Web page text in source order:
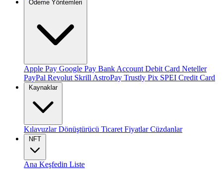
Ödeme Yöntemleri
Apple Pay Google Pay Bank Account Debit Card Neteller
PayPal Revolut Skrill AstroPay Trustly Pix SPEI Credit Card
Kaynaklar
KılavuzlarDönüştürücü Ticaret FiyatlarCüzdanlar
NFT
Ana Keşfedin Liste